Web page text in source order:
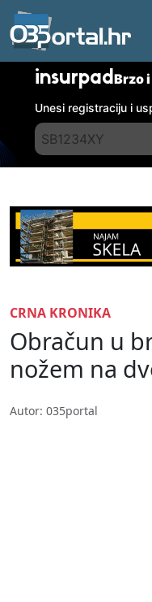
insurpadBrzo
Unesi registraciju i
CRNA KRONIKA
Obračun u
nožem na
Autor: 035portal